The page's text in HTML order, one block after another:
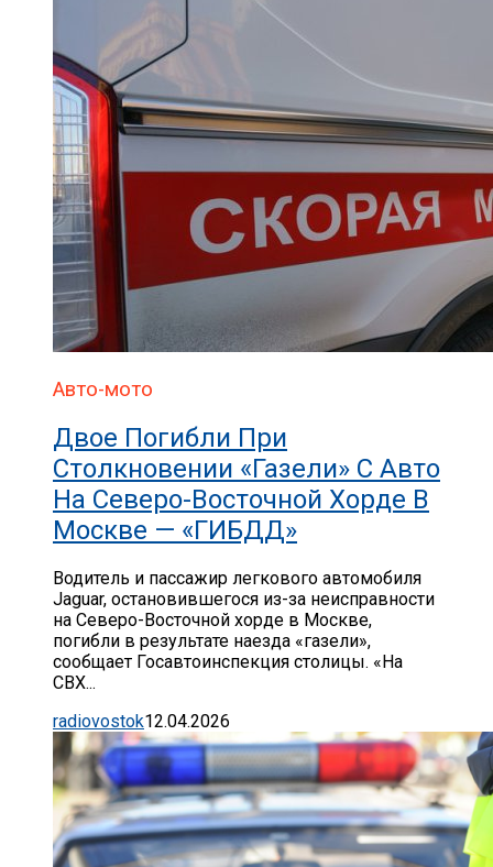
Авто-мото
Двое Погибли При
Столкновении «газели» С Авто
На Северо-Восточной Хорде В
Москве — «ГИБДД»
Водитель и пассажир легкового автомобиля
Jaguar, остановившегося из-за неисправности
на Северо-Восточной хорде в Москве,
погибли в результате наезда «газели»,
сообщает Госавтоинспекция столицы. «На
СВХ...
radiovostok12.04.2026